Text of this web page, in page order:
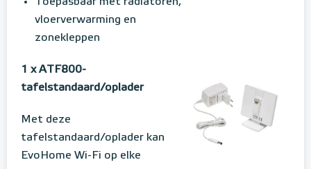
vloerverwarming en
zonekleppen
1 x ATF800-
tafelstandaard/oplader
Met deze
tafelstandaard/oplader kan
EvoHome Wi-Fi op elke